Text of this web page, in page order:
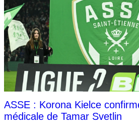
ASSE : Korona Kielce
médicale de Tamar Svetlin